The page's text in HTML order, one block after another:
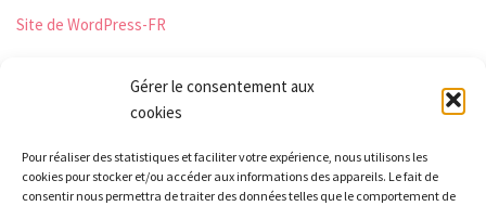
Gérer le consentement aux
cookies
Pour réaliser des statistiques et faciliter votre expérience, nous utilisons les
cookies pour stocker et/ou accéder aux informations des appareils. Le fait de
consentir nous permettra de traiter des données telles que le comportement de
Site de WordPress-FR
Le Relais
21 rue Peurière